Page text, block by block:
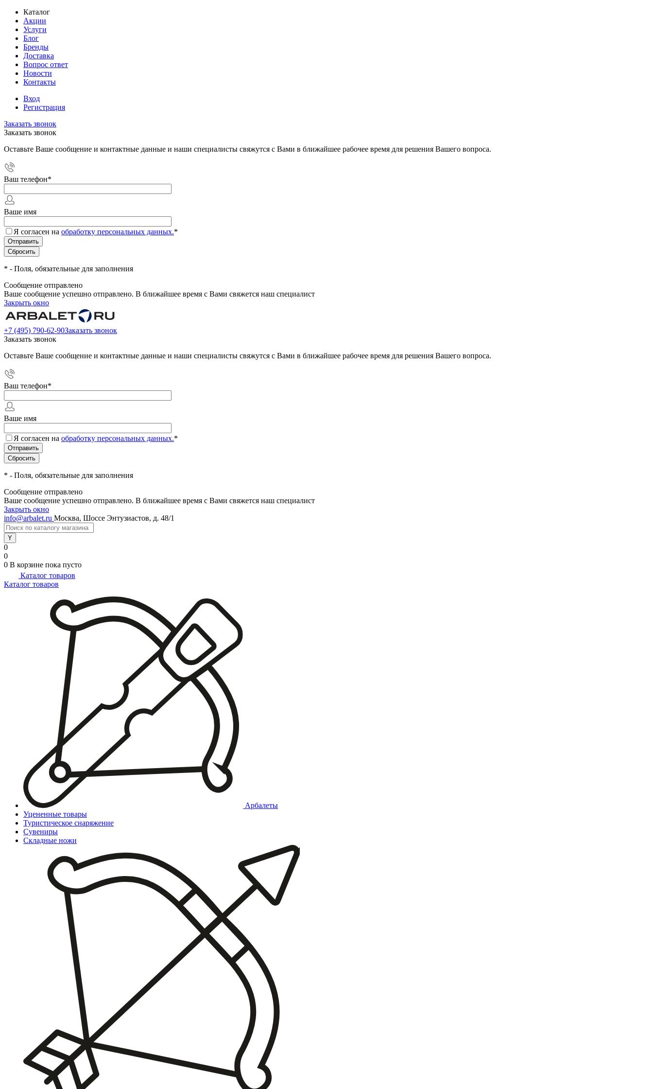
Каталог
Акции
Услуги
Блог
Бренды
Доставка
Вопрос ответ
Новости
Контакты
Вход
Регистрация
Заказать звонок
Заказать звонок
Оставьте Ваше сообщение и контактные данные и наши специалисты свяжутся с Вами в ближайшее рабочее время для решения Вашего вопроса.
Ваш телефон*
Ваше имя
Я согласен на обработку персональных данных.*
* - Поля, обязательные для заполнения
Сообщение отправлено
Ваше сообщение успешно отправлено. В ближайшее время с Вами свяжется наш специалист
Закрыть окно
+7 (495) 790-62-90Заказать звонок
Заказать звонок
Оставьте Ваше сообщение и контактные данные и наши специалисты свяжутся с Вами в ближайшее рабочее время для решения Вашего вопроса.
Ваш телефон*
Ваше имя
Я согласен на обработку персональных данных.*
* - Поля, обязательные для заполнения
Сообщение отправлено
Ваше сообщение успешно отправлено. В ближайшее время с Вами свяжется наш специалист
Закрыть окно
info@arbalet.ru Москва, Шоссе Энтузиастов, д. 48/1
0
0
0 В корзине пока пусто
Каталог товаров
Каталог товаров
Арбалеты
Уцененные товары
Туристическое снаряжение
Сувениры
Складные ножи